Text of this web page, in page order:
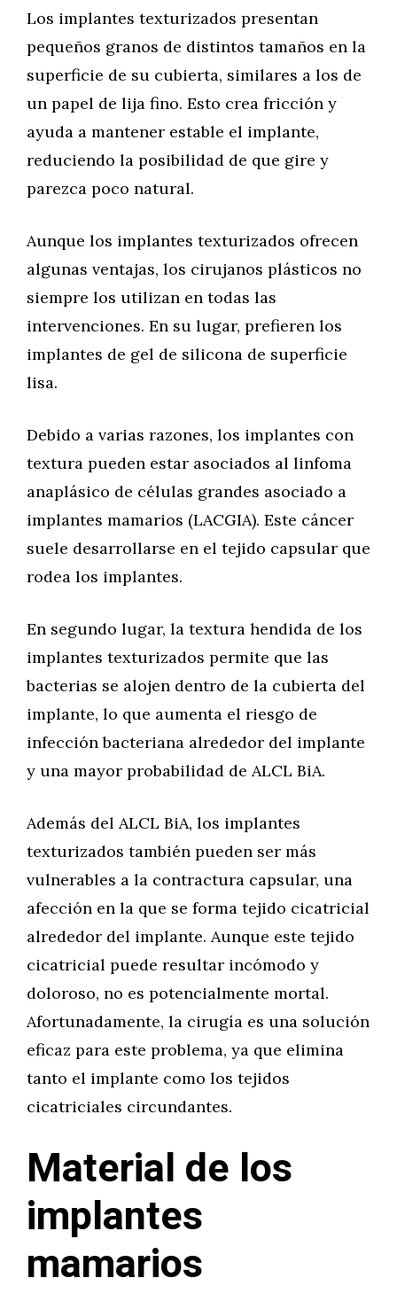
Los implantes texturizados presentan
pequeños granos de distintos tamaños en la
superficie de su cubierta, similares a los de
un papel de lija fino. Esto crea fricción y
ayuda a mantener estable el implante,
reduciendo la posibilidad de que gire y
parezca poco natural.
Aunque los implantes texturizados ofrecen
algunas ventajas, los cirujanos plásticos no
siempre los utilizan en todas las
intervenciones. En su lugar, prefieren los
implantes de gel de silicona de superficie
lisa.
Debido a varias razones, los implantes con
textura pueden estar asociados al linfoma
anaplásico de células grandes asociado a
implantes mamarios (LACGIA). Este cáncer
suele desarrollarse en el tejido capsular que
rodea los implantes.
En segundo lugar, la textura hendida de los
implantes texturizados permite que las
bacterias se alojen dentro de la cubierta del
implante, lo que aumenta el riesgo de
infección bacteriana alrededor del implante
y una mayor probabilidad de ALCL BiA.
Además del ALCL BiA, los implantes
texturizados también pueden ser más
vulnerables a la contractura capsular, una
afección en la que se forma tejido cicatricial
alrededor del implante. Aunque este tejido
cicatricial puede resultar incómodo y
doloroso, no es potencialmente mortal.
Afortunadamente, la cirugía es una solución
eficaz para este problema, ya que elimina
tanto el implante como los tejidos
cicatriciales circundantes.
Material de los
implantes
mamarios